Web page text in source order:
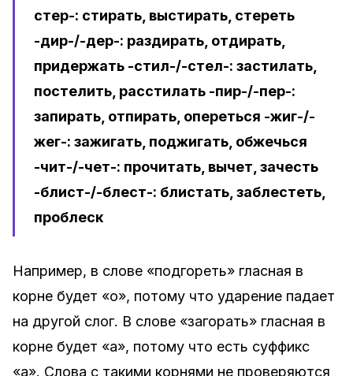
стер-: стирать, выстирать, стереть
-дир-/-дер-: раздирать, отдирать,
придержать -стил-/-стел-: застилать,
постелить, расстилать -пир-/-пер-:
запирать, отпирать, опереться -жиг-/-
жег-: зажигать, поджигать, обжечься
-чит-/-чет-: прочитать, вычет, зачесть
-блист-/-блест-: блистать, заблестеть,
проблеск
Например, в слове «подгореть» гласная в
корне будет «о», потому что ударение падает
на другой слог. В слове «загорать» гласная в
корне будет «а», потому что есть суффикс
«а». Слова с такими корнями не проверяются